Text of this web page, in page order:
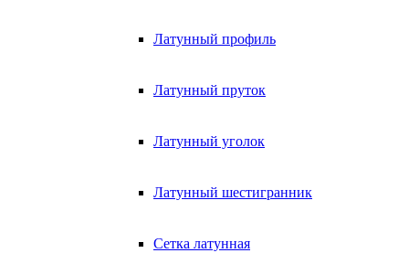
Латунный профиль
Латунный пруток
Латунный уголок
Латунный шестигранник
Сетка латунная